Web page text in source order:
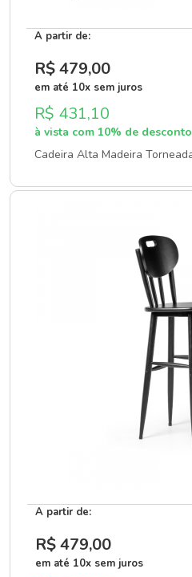
A partir de:
R$ 479,00
em até 10x sem juros
R$ 431,10
à vista com 10% de desconto
A partir de:
R$ 479,00
em até 10x sem juros